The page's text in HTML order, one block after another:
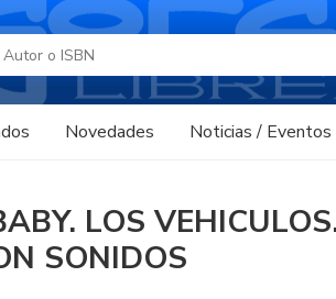
Novedades Noticias / Eventos
LOS
SONIDOS